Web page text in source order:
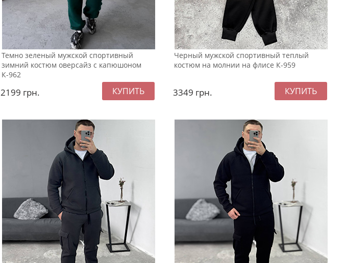
Темно зеленый мужской спортивный
зимний костюм оверсайз с капюшоном
К-962
2199 грн.
Черный мужской спортивный теплый
костюм на молнии на флисе К-959
3349 грн.